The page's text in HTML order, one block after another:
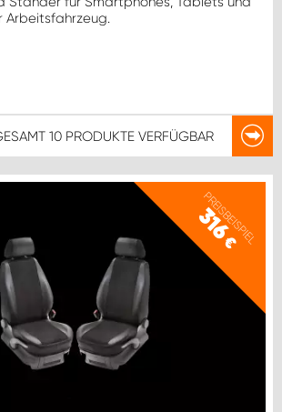
Arbeitsfahrzeug.
10 PRODUKTE VERFÜGBAR
PREISBEISPIEL
316
€